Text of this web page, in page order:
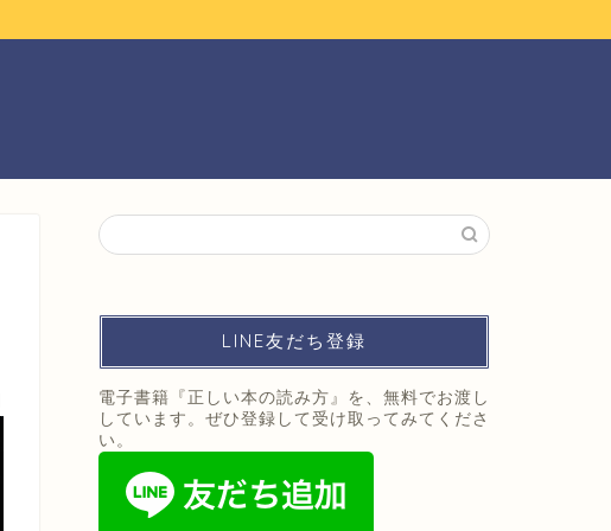
LINE友だち登録
電子書籍『正しい本の読み方』を、無料でお渡し
しています。ぜひ登録して受け取ってみてくださ
い。